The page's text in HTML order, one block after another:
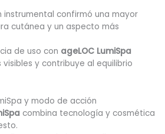
instrumental confirmó una mayor
cutánea y un aspecto más
de uso con ageLOC LumiSpa
y contribuye al equilibrio
y modo de acción
combina tecnología y cosmética